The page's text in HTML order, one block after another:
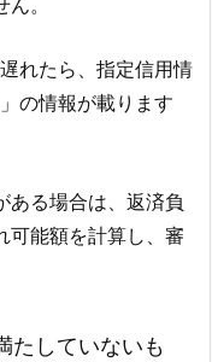
れたら、指定信用情
の情報が載ります
ある場合は、返済負
可能額を計算し、審
たしていないも